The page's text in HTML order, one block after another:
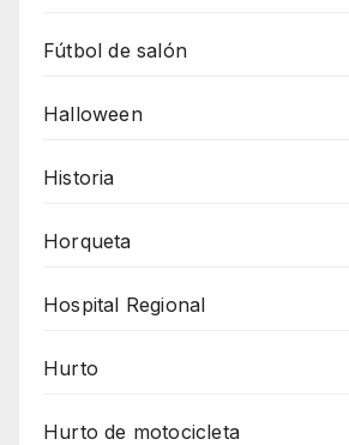
Fútbol de salón
Halloween
Historia
Horqueta
Hospital Regional
Hurto
Hurto de motocicleta